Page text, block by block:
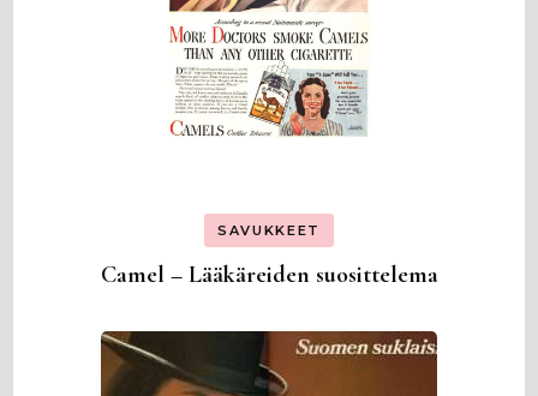
SAVUKKEET
Camel – Lääkäreiden suosittelema